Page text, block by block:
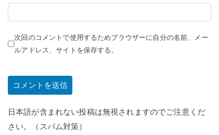
次回のコメントで使用するためブラウザーに自分の名前、メー
ルアドレス、サイトを保存する。
日本語が含まれない投稿は無視されますのでご注意くだ
さい。（スパム対策）